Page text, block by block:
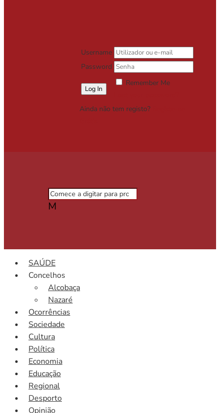
Username
Password
Remember Me
Ainda não tem registo?
M
SAÚDE
Concelhos
Alcobaça
Nazaré
Ocorrências
Sociedade
Cultura
Política
Economia
Educação
Regional
Desporto
Opinião